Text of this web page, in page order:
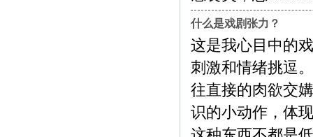
什么是戏剧张力？
这是我心目中的
刺激和情绪挑逗
往直接的肉欲交
识的小动作，体